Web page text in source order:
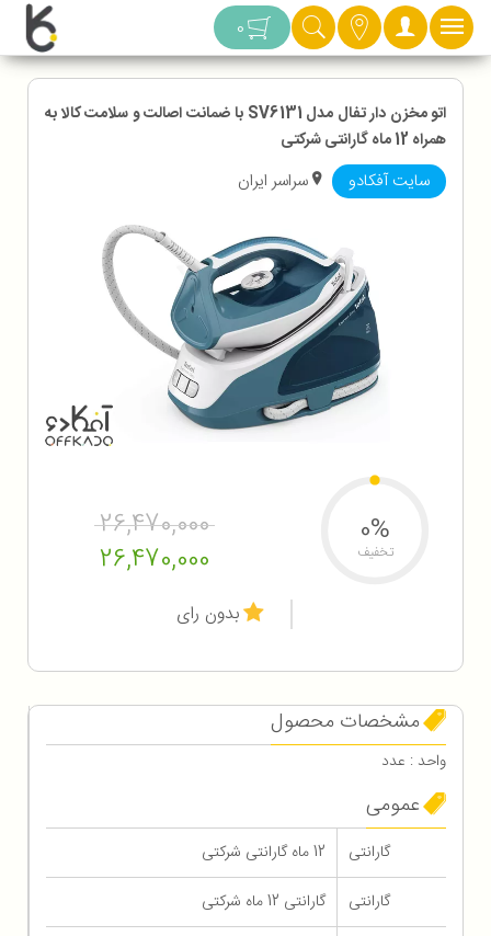
دسته بندی 0
اتو مخزن دار تفال مدل SV6131 با ضمانت اصالت و سلامت کالا به
همراه 12 ماه گارانتی شرکتی
سایت آفکادو سراسر ایران
26,470,000
26,470,000
0%
تخفیف
بدون رای
مشخصات محصول
واحد : عدد
عمومی
گارانتی
12 ماه گارانتی شرکتی
گارانتی
گارانتی 12 ماه شرکتی